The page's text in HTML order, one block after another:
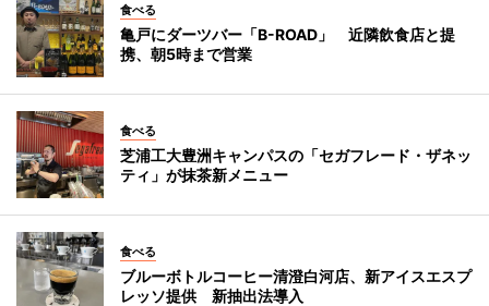
食べる
亀戸にダーツバー「B-ROAD」 近隣飲食店と提
携、朝5時まで営業
食べる
芝浦工大豊洲キャンパスの「セガフレード・ザネッ
ティ」が抹茶新メニュー
食べる
ブルーボトルコーヒー清澄白河店、新アイスエスプ
レッソ提供 新抽出法導入